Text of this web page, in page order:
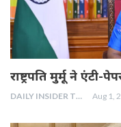
राष्ट्रपति मुर्मू ने
DAILY INSIDER TEAM Aug 1,